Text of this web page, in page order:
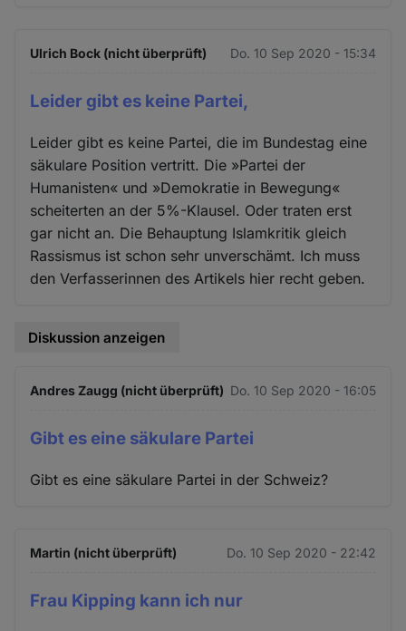
Ulrich Bock (nicht überprüft) Do. 10 Sep 2020 - 15:34
Leider gibt es keine Partei,
Leider gibt es keine Partei, die im Bundestag eine
säkulare Position vertritt. Die »Partei der
Humanisten« und »Demokratie in Bewegung«
scheiterten an der 5%-Klausel. Oder traten erst
gar nicht an. Die Behauptung Islamkritik gleich
Rassismus ist schon sehr unverschämt. Ich muss
den Verfasserinnen des Artikels hier recht geben.
Diskussion anzeigen
Andres Zaugg (nicht überprüft) Do. 10 Sep 2020 - 16:05
Gibt es eine säkulare Partei
Gibt es eine säkulare Partei in der Schweiz?
Martin (nicht überprüft) Do. 10 Sep 2020 - 22:42
Frau Kipping kann ich nur